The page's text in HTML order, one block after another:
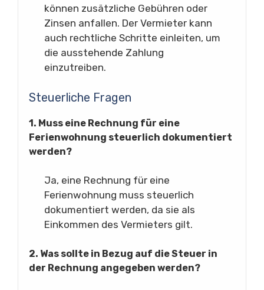
können zusätzliche Gebühren oder
Zinsen anfallen. Der Vermieter kann
auch rechtliche Schritte einleiten, um
die ausstehende Zahlung
einzutreiben.
Steuerliche Fragen
1. Muss eine Rechnung für eine
Ferienwohnung steuerlich dokumentiert
werden?
Ja, eine Rechnung für eine
Ferienwohnung muss steuerlich
dokumentiert werden, da sie als
Einkommen des Vermieters gilt.
2. Was sollte in Bezug auf die Steuer in
der Rechnung angegeben werden?